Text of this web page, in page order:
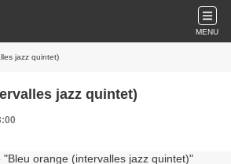
MENU
jazz quintet)
jazz quintet)